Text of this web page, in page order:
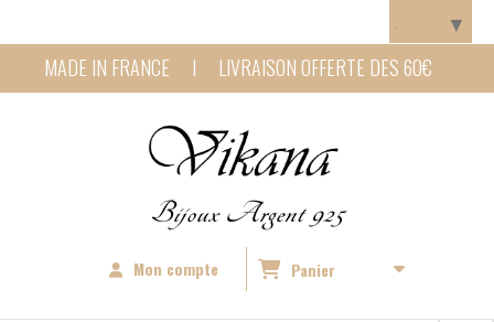
MADE IN FRANCE I LIVRAISON OFFERTE DES 60€
Bijoux Argent 925
Mon compte Panier
▼